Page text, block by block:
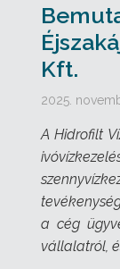
Kft.
2025.
A Hidrofilt
a cég
vállalatról,